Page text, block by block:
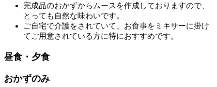
完成品のおかずからムースを作成しておりますので、
とっても自然な味わいです。
ご自宅で介護をされていて、お食事をミキサーに掛け
てご用意されている方に特におすすめです。
昼食・夕食
おかずのみ